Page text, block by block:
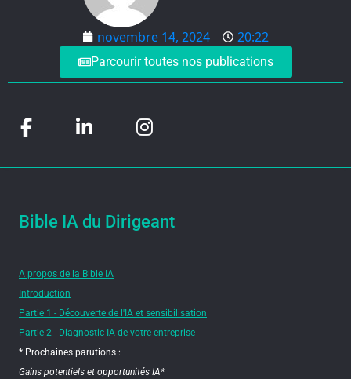
novembre 14, 2024 20:22
Parcourir toutes nos publications
Bible IA du Dirigeant
A propos de la Bible IA
Introduction
Partie 1 - Découverte de l'IA et sensibilisation
Partie 2 - Diagnostic IA de votre entreprise
* Prochaines parutions :
Gains potentiels et opportunités IA*